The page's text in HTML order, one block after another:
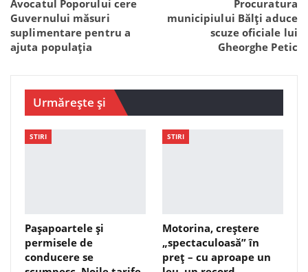
Avocatul Poporului cere
Guvernului măsuri
suplimentare pentru a
ajuta populația
Procuratura
municipiului Bălți aduce
scuze oficiale lui
Gheorghe Petic
Urmărește și
STIRI
Pașapoartele și
permisele de
conducere se
STIRI
Motorina, creștere
„spectaculoasă” în
preț – cu aproape un